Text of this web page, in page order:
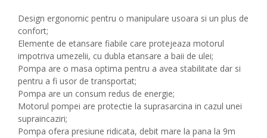
Design ergonomic pentru o manipulare usoara si un plus de
confort;
Elemente de etansare fiabile care protejeaza motorul
impotriva umezelii, cu dubla etansare a baii de ulei;
Pompa are o masa optima pentru a avea stabilitate dar si
pentru a fi usor de transportat;
Pompa are un consum redus de energie;
Motorul pompei are protectie la suprasarcina in cazul unei
supraincaziri;
Pompa ofera presiune ridicata, debit mare la pana la 9m